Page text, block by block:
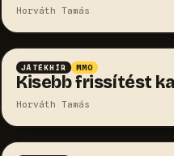
Horváth Tamás
JÁTÉKHÍR MMO
Kisebb frissítést
Horváth Tamás